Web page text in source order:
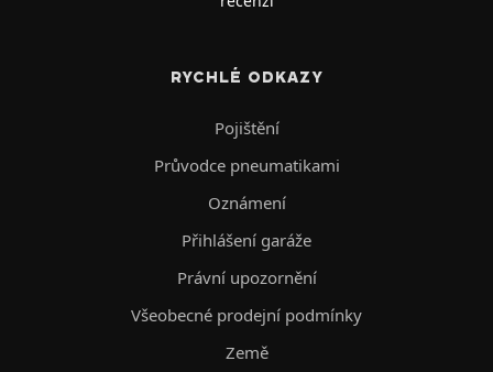
RYCHLÉ ODKAZY
Pojištění
Průvodce pneumatikami
Oznámení
Přihlášení garáže
Právní upozornění
Všeobecné prodejní podmínky
Země